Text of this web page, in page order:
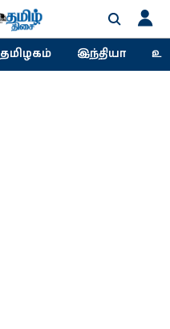
தமிழகம் இந்தியா